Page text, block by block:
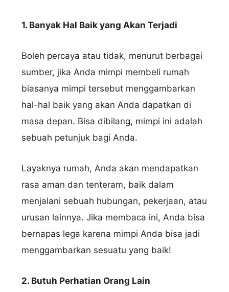
1. Banyak Hal Baik yang Akan Terjadi
Boleh percaya atau tidak, menurut berbagai
sumber, jika Anda mimpi membeli rumah
biasanya mimpi tersebut menggambarkan
hal-hal baik yang akan Anda dapatkan di
masa depan. Bisa dibilang, mimpi ini adalah
sebuah petunjuk bagi Anda.
Layaknya rumah, Anda akan mendapatkan
rasa aman dan tenteram, baik dalam
menjalani sebuah hubungan, pekerjaan, atau
urusan lainnya. Jika membaca ini, Anda bisa
bernapas lega karena mimpi Anda bisa jadi
menggambarkan sesuatu yang baik!
2. Butuh Perhatian Orang Lain